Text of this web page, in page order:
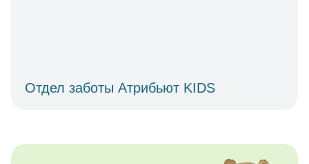
Отдел заботы Атрибьют KIDS